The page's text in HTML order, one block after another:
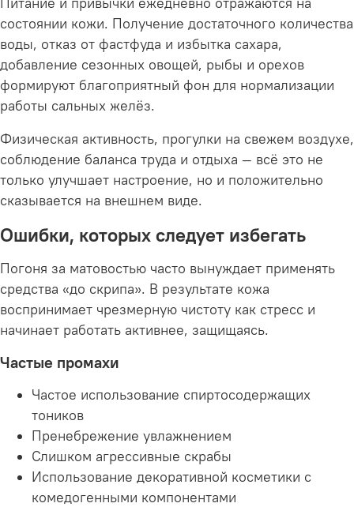
состоянии кожи. Получение достаточного количества
воды, отказ от фастфуда и избытка сахара,
добавление сезонных овощей, рыбы и орехов
формируют благоприятный фон для нормализации
работы сальных желёз.
Физическая активность, прогулки на свежем воздухе,
соблюдение баланса труда и отдыха — всё это не
только улучшает настроение, но и положительно
сказывается на внешнем виде.
Ошибки, которых следует избегать
Погоня за матовостью часто вынуждает применять
средства «до скрипа». В результате кожа
воспринимает чрезмерную чистоту как стресс и
начинает работать активнее, защищаясь.
Частые промахи
Частое использование спиртосодержащих
тоников
Пренебрежение увлажнением
Слишком агрессивные скрабы
Использование декоративной косметики с
комедогенными компонентами